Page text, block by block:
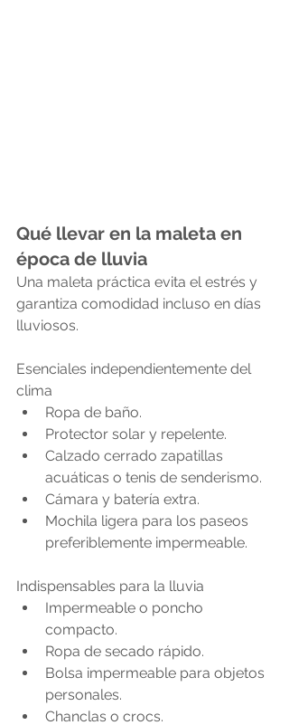
Qué llevar en la maleta en
época de lluvia
Una maleta práctica evita el estrés y
garantiza comodidad incluso en días
lluviosos.
Esenciales independientemente del
clima
Ropa de baño.
Protector solar y repelente.
Calzado cerrado zapatillas
acuáticas o tenis de senderismo.
Cámara y batería extra.
Mochila ligera para los paseos
preferiblemente impermeable.
Indispensables para la lluvia
Impermeable o poncho
compacto.
Ropa de secado rápido.
Bolsa impermeable para objetos
personales.
Chanclas o crocs.